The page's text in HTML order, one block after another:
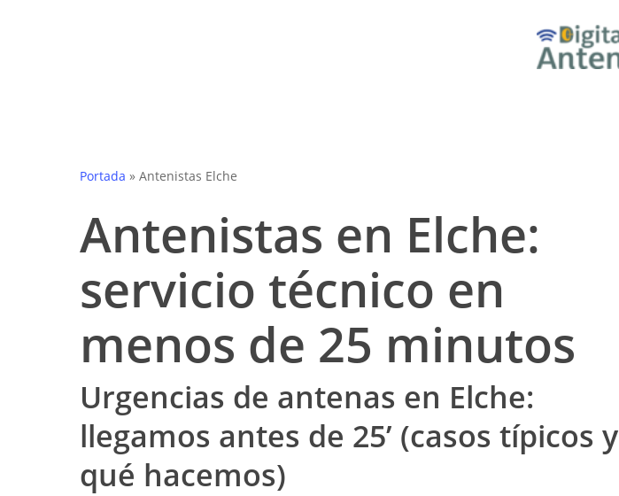
Portada » Antenistas Elche
Antenistas en Elche:
servicio técnico en
menos de 25 minutos
Urgencias de antenas en Elche:
llegamos antes de 25’ (casos típicos y
qué hacemos)